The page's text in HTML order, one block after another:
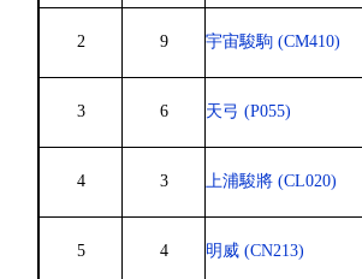
2 9 宇宙駿駒 (CM410)
3 6 天弓 (P055)
4 3 上浦駿將 (CL020)
5 4 明威 (CN213)